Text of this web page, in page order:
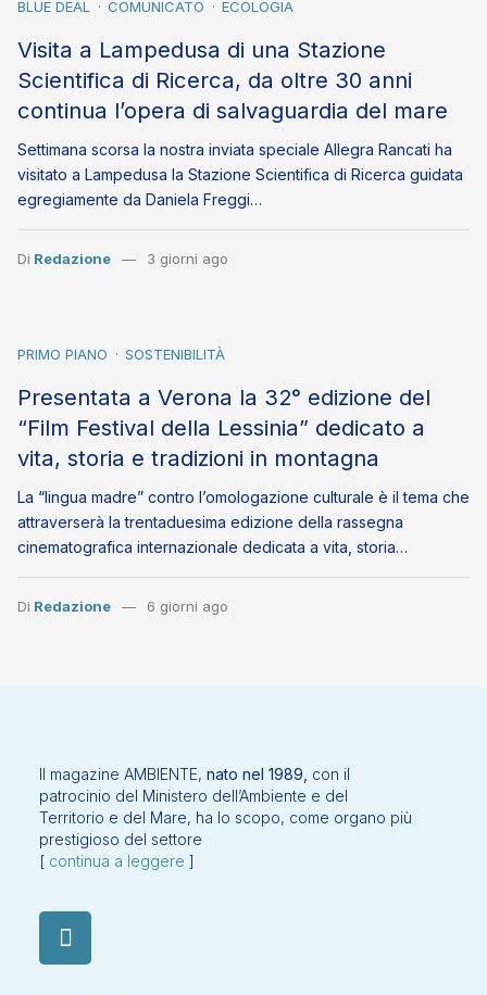
BLUE DEAL COMUNICATO ECOLOGIA
Visita a Lampedusa di una Stazione
Scientifica di Ricerca, da oltre 30 anni
continua l’opera di salvaguardia del mare
Settimana scorsa la nostra inviata speciale Allegra Rancati ha
visitato a Lampedusa la Stazione Scientifica di Ricerca guidata
egregiamente da Daniela Freggi…
Di Redazione 3 giorni ago
PRIMO PIANO SOSTENIBILITÀ
Presentata a Verona la 32° edizione del
“Film Festival della Lessinia” dedicato a
vita, storia e tradizioni in montagna
La “lingua madre” contro l’omologazione culturale è il tema che
attraverserà la trentaduesima edizione della rassegna
cinematografica internazionale dedicata a vita, storia…
Di Redazione 6 giorni ago
Il magazine AMBIENTE, nato nel 1989, con il
patrocinio del Ministero dell’Ambiente e del
Territorio e del Mare, ha lo scopo, come organo più
prestigioso del settore
[ continua a leggere ]